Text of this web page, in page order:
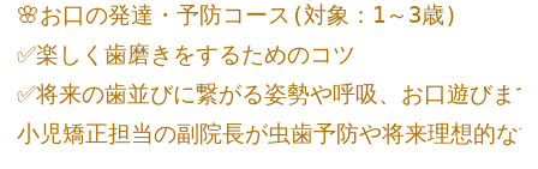
🌸お口の発達・予防コース(対象：1～3歳)
✅楽しく歯磨きをするためのコツ
✅将来の歯並びに繋がる姿勢や呼吸、お口遊びまで
小児矯正担当の副院長が虫歯予防や将来理想的な